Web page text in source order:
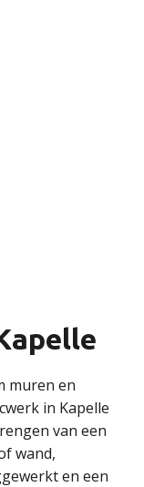
muren en
in Kapelle
van een
wand,
en een